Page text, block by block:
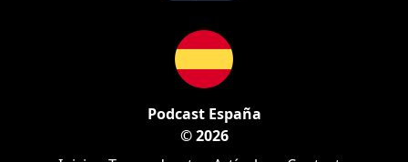
Podcast España
© 2026